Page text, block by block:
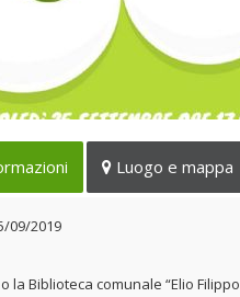
Europea delle Lingue a
Luogo e mappa
09/2019
la Biblioteca comunale “Elio Filippo